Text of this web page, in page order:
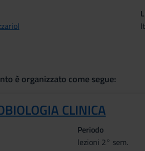
è organizzato come segue:
CLINICA
Periodo
lezioni 2° sem.